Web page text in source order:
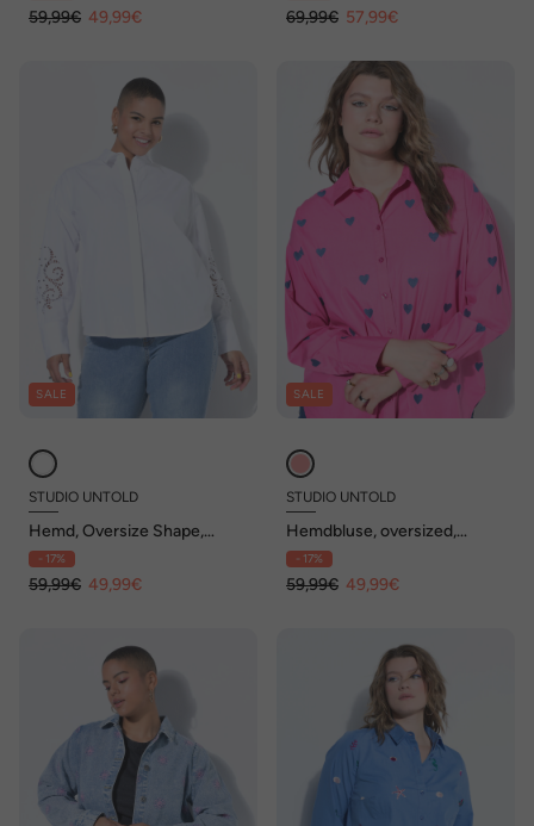
59,99€ 49,99€ 69,99€ 57,99€
SALE
STUDIO UNTOLD
Hemd, Oversize Shape,
Stickerei, Ziernieten am
Langarm
- 17%
59,99€ 49,99€
SALE
STUDIO UNTOLD
Hemdbluse, oversized,
Heart-Stick, Langarm
- 17%
59,99€ 49,99€